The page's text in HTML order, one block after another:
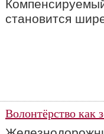
становится
Волонтёрство как